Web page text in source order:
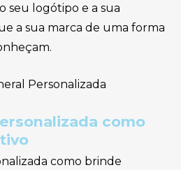
seu logótipo e a sua
a sua marca de uma forma
como
como brinde